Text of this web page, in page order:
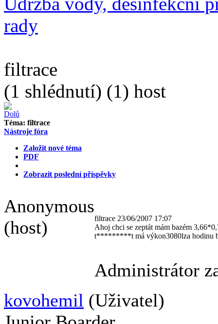
rady
filtrace
(1 shlédnutí) (1) host
Téma: filtrace
Nástroje fóra
Založit nové téma
PDF
Zobrazit poslední příspěvky
Anonymous
(host)
filtrace 23/06/2007 17:07
Ahoj chci se zeptát mám bazém
t*********t má výkon3080lza hodinu
Administrátor
kovohemil (Uživatel)